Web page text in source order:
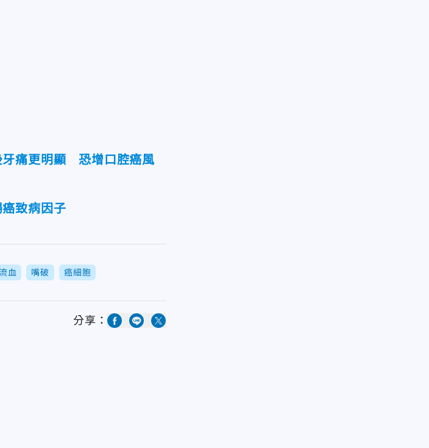
牙痛更明顯 恐增口腔癌風
致病因子
血 嘴破 癌細胞
分享：